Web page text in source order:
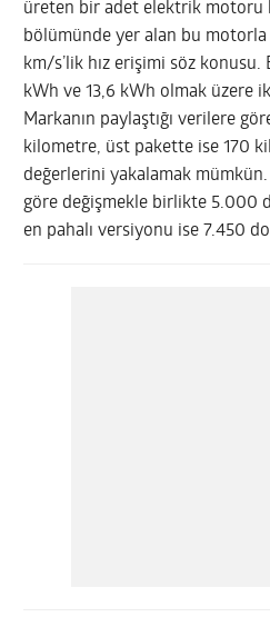
üreten bir adet elektrik motoru
bölümünde yer alan bu
km/s’lik hız erişimi söz
kWh ve 13,6 kWh olmak üzere
Markanın paylaştığı verilere
kilometre, üst pakette ise 170
değerlerini yakalamak
göre değişmekle birlikte 5.000
en pahalı versiyonu ise 7.450